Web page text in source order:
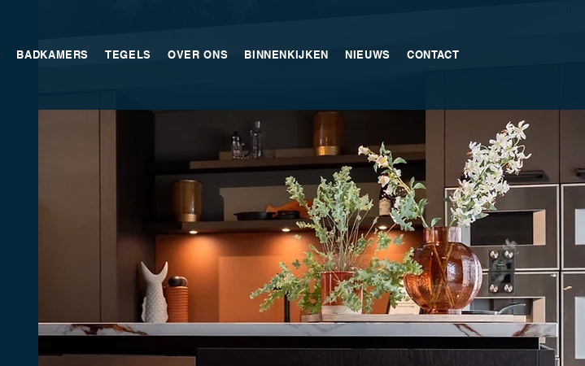
BADKAMERS TEGELS OVER ONS BINNENKIJKEN NIEUWS CONTACT